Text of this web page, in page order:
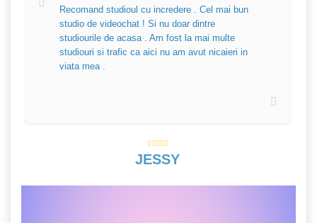
Recomand studioul cu incredere . Cel mai bun
studio de videochat ! Si nu doar dintre
studiourile de acasa . Am fost la mai multe
studiouri si trafic ca aici nu am avut nicaieri in
viata mea .
JESSY